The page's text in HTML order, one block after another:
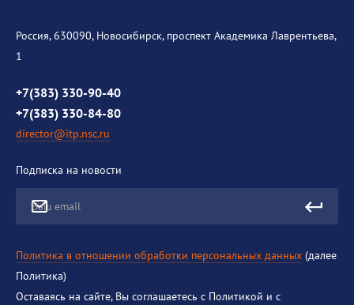
История института
Контакты
Противодействие коррупции
Россия, 630090, Новосибирск, проспект Академика Лаврентьева,
1
+7(383) 330-90-40
+7(383) 330-84-80
director@itp.nsc.ru
Подписка на новости
Ваш email
Политика в отношении обработки персональных данных (далее
Политика)
Оставаясь на сайте, Вы соглашаетесь с Политикой и с